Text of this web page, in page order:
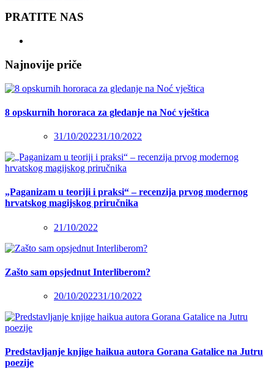
PRATITE NAS
Najnovije priče
8 opskurnih hororaca za gledanje na Noć vještica
31/10/202231/10/2022
„Paganizam u teoriji i praksi“ – recenzija prvog modernog
hrvatskog magijskog priručnika
21/10/2022
Zašto sam opsjednut Interliberom?
20/10/202231/10/2022
Predstavljanje knjige haikua autora Gorana Gatalice na Jutru
poezije